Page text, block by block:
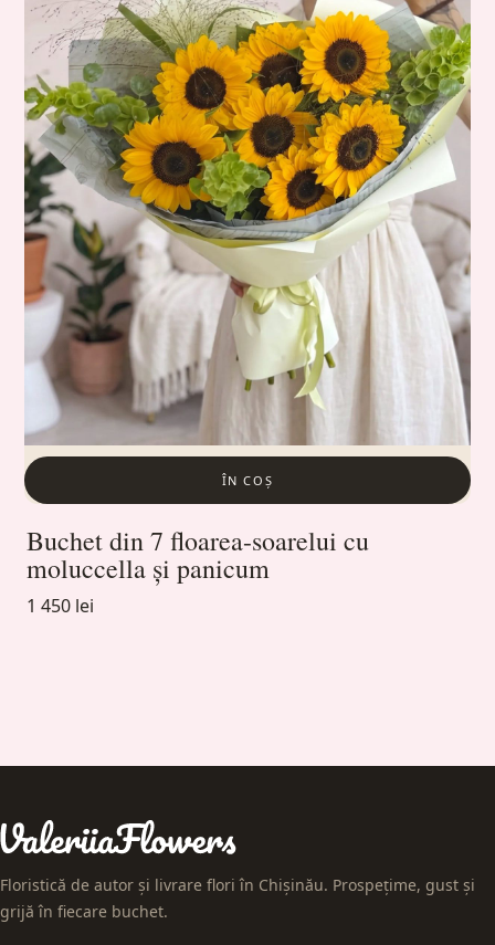
ÎN COȘ
Buchet din 7 floarea-soarelui cu
moluccella și panicum
1 450 lei
Floristică de autor și livrare flori în Chișinău. Prospețime, gust și
grijă în fiecare buchet.